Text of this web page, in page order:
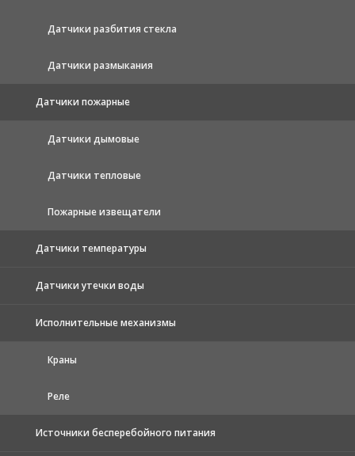
Датчики разбития стекла
Датчики размыкания
Датчики пожарные
Датчики дымовые
Датчики тепловые
Пожарные извещатели
Датчики температуры
Датчики утечки воды
Исполнительные механизмы
Краны
Реле
Источники бесперебойного питания